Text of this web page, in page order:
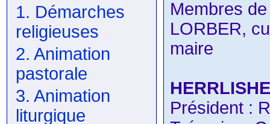
1. Démarches
religieuses
2. Animation
pastorale
3. Animation
liturgique
Membres
LORBER,
maire
Président :